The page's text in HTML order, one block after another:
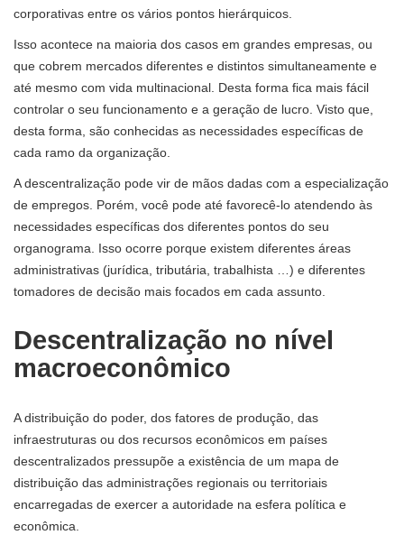
corporativas entre os vários pontos hierárquicos.
Isso acontece na maioria dos casos em grandes empresas, ou
que cobrem mercados diferentes e distintos simultaneamente e
até mesmo com vida multinacional. Desta forma fica mais fácil
controlar o seu funcionamento e a geração de lucro. Visto que,
desta forma, são conhecidas as necessidades específicas de
cada ramo da organização.
A descentralização pode vir de mãos dadas com a especialização
de empregos. Porém, você pode até favorecê-lo atendendo às
necessidades específicas dos diferentes pontos do seu
organograma. Isso ocorre porque existem diferentes áreas
administrativas (jurídica, tributária, trabalhista …) e diferentes
tomadores de decisão mais focados em cada assunto.
Descentralização no nível
macroeconômico
A distribuição do poder, dos fatores de produção, das
infraestruturas ou dos recursos econômicos em países
descentralizados pressupõe a existência de um mapa de
distribuição das administrações regionais ou territoriais
encarregadas de exercer a autoridade na esfera política e
econômica.